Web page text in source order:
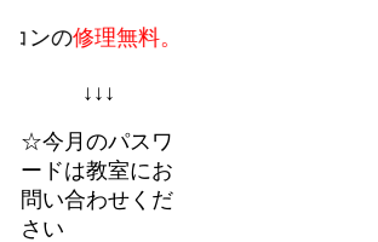
理無料。教室での個人授業に加えて
↓↓↓
☆今月のパスワ
ードは教室にお
問い合わせくだ
さい